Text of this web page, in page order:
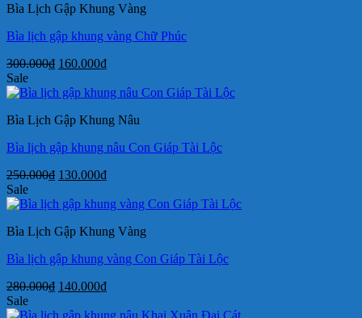
150.000₫.
Bìa Lịch Gập Khung Vàng
Bìa lịch gập khung vàng Chữ Phúc
300.000₫ Giá
là:
160.000₫Giá
tại
160.000₫.
Sale
Bìa Lịch Gập Khung Nâu
Bìa lịch gập khung nâu Con Giáp Tài Lộc
250.000₫ Giá
là:
130.000₫Giá
tại
130.000₫.
Sale
Bìa Lịch Gập Khung Vàng
Bìa lịch gập khung vàng Con Giáp Tài Lộc
280.000₫ Giá
là:
140.000₫Giá
tại
Sale